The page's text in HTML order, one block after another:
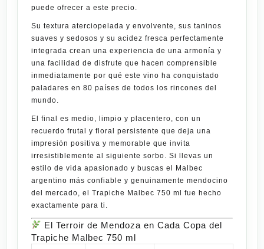
puede ofrecer a este precio.
Su textura aterciopelada y envolvente, sus taninos
suaves y sedosos y su acidez fresca perfectamente
integrada crean una experiencia de una armonía y
una facilidad de disfrute que hacen comprensible
inmediatamente por qué este vino ha conquistado
paladares en 80 países de todos los rincones del
mundo.
El final es medio, limpio y placentero, con un
recuerdo frutal y floral persistente que deja una
impresión positiva y memorable que invita
irresistiblemente al siguiente sorbo. Si llevas un
estilo de vida apasionado y buscas el Malbec
argentino más confiable y genuinamente mendocino
del mercado, el Trapiche Malbec 750 ml fue hecho
exactamente para ti.
El Terroir de Mendoza en Cada Copa del
Trapiche Malbec 750 ml